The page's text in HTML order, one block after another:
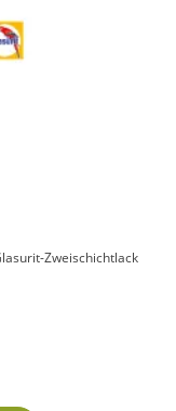
Zweischichtlack